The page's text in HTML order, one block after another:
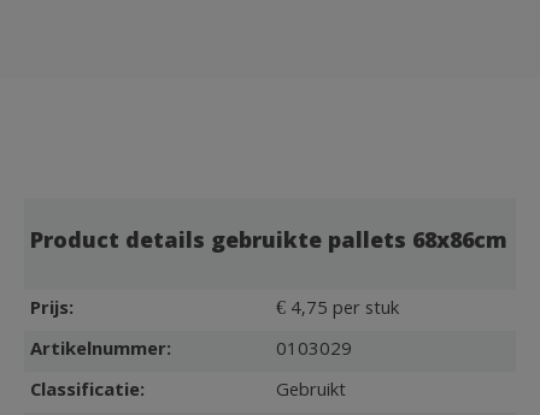
Product details gebruikte pallets 68x86cm
Prijs:
€ 4,75 per stuk
Artikelnummer:
0103029
Classificatie:
Gebruikt